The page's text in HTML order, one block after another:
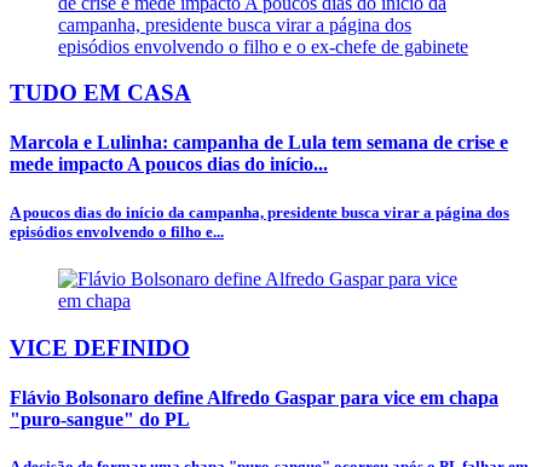
TUDO EM CASA
Marcola e Lulinha: campanha de Lula tem semana de crise e
mede impacto A poucos dias do início...
A poucos dias do início da campanha, presidente busca virar a página dos
episódios envolvendo o filho e...
VICE DEFINIDO
Flávio Bolsonaro define Alfredo Gaspar para vice em chapa
"puro-sangue" do PL